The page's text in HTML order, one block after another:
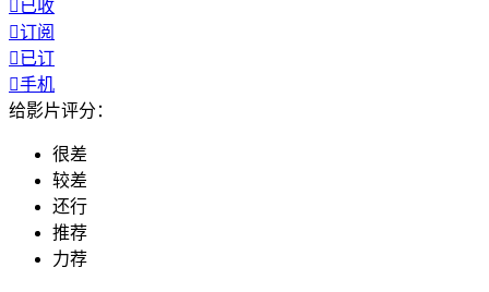
已收
订阅
已订
手机
给影片评分：
很差
较差
还行
推荐
力荐